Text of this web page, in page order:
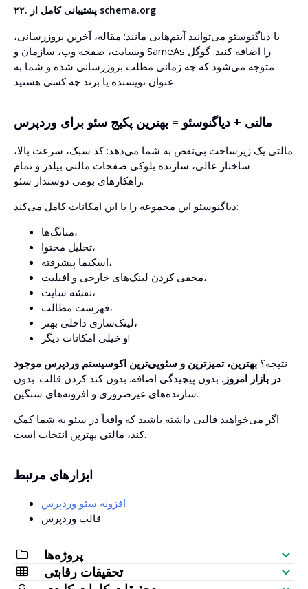
۲۲. پشتیبانی کامل از schema.org
با دیاگنوسئو می‌توانید آیتم‌هایی مانند: مقاله، آخرین بروزرسانی،
وبسایت، صفحه وب، سازمان و SameAs را اضافه کنید. گوگل
متوجه می‌شود که چه زمانی مطلب بروزرسانی شده و شما به
عنوان نویسنده یا برند چه کسی هستید.
مالتی + دیاگنوسئو = بهترین پکیج سئو برای وردپرس
مالتی یک زیرساخت بی‌نقص به شما می‌دهد: کد سبک، سرعت بالا،
ساختار عالی، سازنده بلوکی صفحات مالتی بیلدر و تمام
راهکارهای بومی دوستدار سئو.
دیاگنوسئو این مجموعه را با این امکانات کامل می‌کند:
متاتگ‌ها،
تحلیل محتوا،
اسکیما پیشرفته،
مخفی کردن لینک‌های خارجی و افیلیت،
نقشه سایت،
فهرست مطالب،
لینک‌سازی داخلی بهتر،
و خیلی امکانات دیگر!
نتیجه؟ بهترین، تمیزترین و سئویی‌ترین اکوسیستم وردپرس موجود
در بازار امروز. بدون پیچیدگی اضافه. بدون کند کردن قالب. بدون
سازنده‌های غیرضروری و افزونه‌های سنگین.
اگر می‌خواهید قالبی داشته باشید که واقعاً در سئو به شما کمک
کند، مالتی بهترین انتخاب است.
ابزارهای مرتبط
افزونه سئو وردپرس
قالب وردپرس
پروژه‌ها
چک‌لیست سئو
تحقیقات رقابتی